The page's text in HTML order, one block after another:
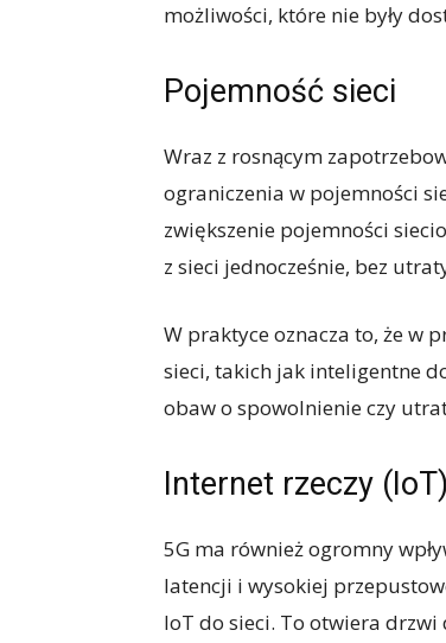
możliwości, które nie były
Pojemność sieci
Wraz z rosnącym
ograniczenia w pojemności
zwiększenie pojemności
z sieci jednocześnie, bez
W praktyce oznacza to, że w
sieci, takich jak inteligentne
obaw o spowolnienie czy
Internet rzeczy (IoT)
5G ma również ogromny
latencji i wysokiej
IoT do sieci. To otwiera